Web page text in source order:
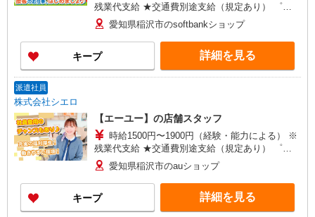
残業代支給 ★交通費別途支給（規定あり） ゜
+゜・。○。・゜+゜・。○。・゜+゜ 入社祝い金10
万円支給(規定有) お友達を紹介頂くと, インセンテ
ィブ支給(規定有) ★月2回払い・週払い可能（規程
有）★ ゜・。○。・゜+゜・。○。・゜+゜
愛知県稲沢市のsoftbankショップ
キープ 詳細を見る
派遣社員
株式会社シエロ
【エーユー】の店舗スタッフ
時給1500円〜1900円（経験・能力による） ※
残業代支給 ★交通費別途支給（規定あり） ゜
+゜・。○。・゜+゜・。○。・゜+゜ 入社祝い金10
万円支給(規定有) お友達を紹介頂くと, インセンテ
ィブ支給(規定有) ★月2回払い・週払い可能（規程
有）★ ゜・。○。・゜+゜・。○。・゜+゜
愛知県稲沢市のauショップ
キープ 詳細を見る